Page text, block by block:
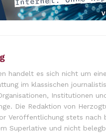
handelt es sich nicht um
im klassischen
Institutionen
Die Redaktion von
Veröffentlichung stets nach
Superlative und nicht